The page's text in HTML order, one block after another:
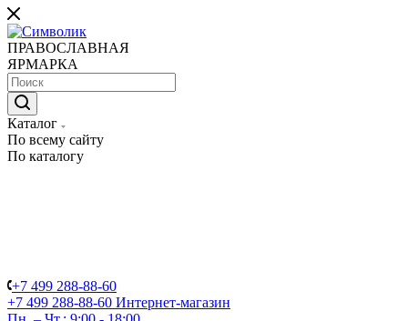
ПРАВОСЛАВНАЯ
ЯРМАРКА
Каталог
По всему сайту
По каталогу
+7 499 288-88-60
+7 499 288-88-60 Интернет-магазин